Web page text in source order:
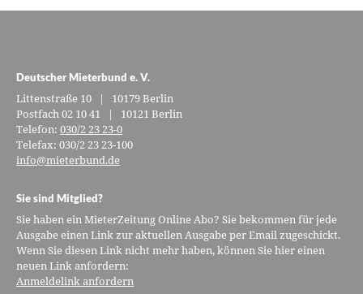
Deutscher Mieterbund e. V.
Littenstraße 10 | 10179 Berlin
Postfach 02 10 41 | 10121 Berlin
Telefon:030/2 23 23-0
Telefax: 030/2 23 23-100
info@mieterbund.de
Sie sind Mitglied?
Sie haben ein MieterZeitung Online Abo? Sie bekommen für jede
Ausgabe einen Link zur aktuellen Ausgabe per Email zugeschickt.
Wenn Sie diesen Link nicht mehr haben, können Sie hier einen
neuen Link anfordern:
Anmeldelink anfordern